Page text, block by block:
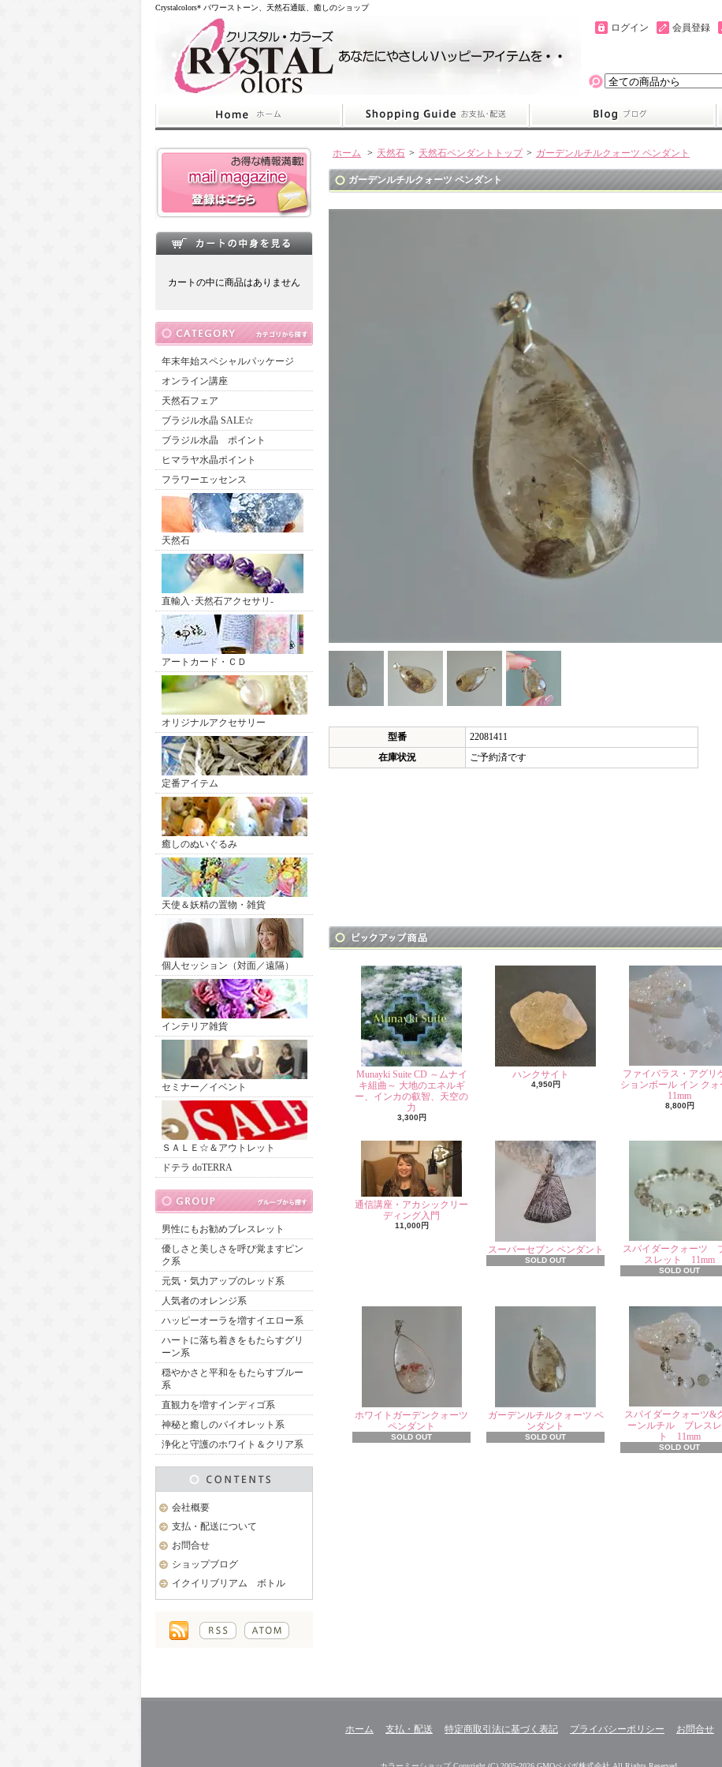
Crystalcolors* パワーストーン、天然石通販、癒しのショップ
会員登録
ログイン
カートの中に商品はありません
年末年始スペシャルパッケージ
オンライン講座
天然石フェア
ブラジル水晶 SALE☆
ブラジル水晶 ポイント
ヒマラヤ水晶ポイント
フラワーエッセンス
天然石
直輸入･天然石アクセサリ-
アートカード・ＣＤ
オリジナルアクセサリー
定番アイテム
癒しのぬいぐるみ
天使＆妖精の置物・雑貨
個人セッション（対面／遠隔）
インテリア雑貨
セミナー／イベント
ＳＡＬＥ☆＆アウトレット
ドテラ doTERRA
男性にもお勧めブレスレット
優しさと美しさを呼び覚ますピン
ク系
元気・気力アップのレッド系
人気者のオレンジ系
ハッピーオーラを増すイエロー系
ハートに落ち着きをもたらすグリ
ーン系
穏やかさと平和をもたらすブルー
系
直観力を増すインディゴ系
神秘と癒しのバイオレット系
浄化と守護のホワイト＆クリア系
会社概要
支払・配送について
お問合せ
ショップブログ
イクイリブリアム ボトル
ホーム > 天然石 > 天然石ペンダントトップ > ガーデンルチルクォーツ ペンダント
ガーデンルチルクォーツ ペンダント
型番
22081411
在庫状況
ご予約済です
Munayki Suite CD ～ムナイ
キ組曲～ 大地のエネルギ
ー、インカの叡智、天空の
力
3,300円
ハンクサイト
4,950円
ファイバラス・アグリ
ションボール イン クォ
11mm
8,800円
通信講座・アカシックリー
ディング入門
11,000円
スーパーセブン ペンダント
SOLD OUT
スパイダークォーツ
スレット 11mm
SOLD OUT
ホワイトガーデンクォーツ
ペンダント
SOLD OUT
ガーデンルチルクォーツ ペ
ンダント
SOLD OUT
スパイダークォーツ&
ーンルチル ブレスレ
ト 11mm
SOLD OUT
ホーム 支払・配送 特定商取引法に基づく表記 プライバシーポリシー お問合せ